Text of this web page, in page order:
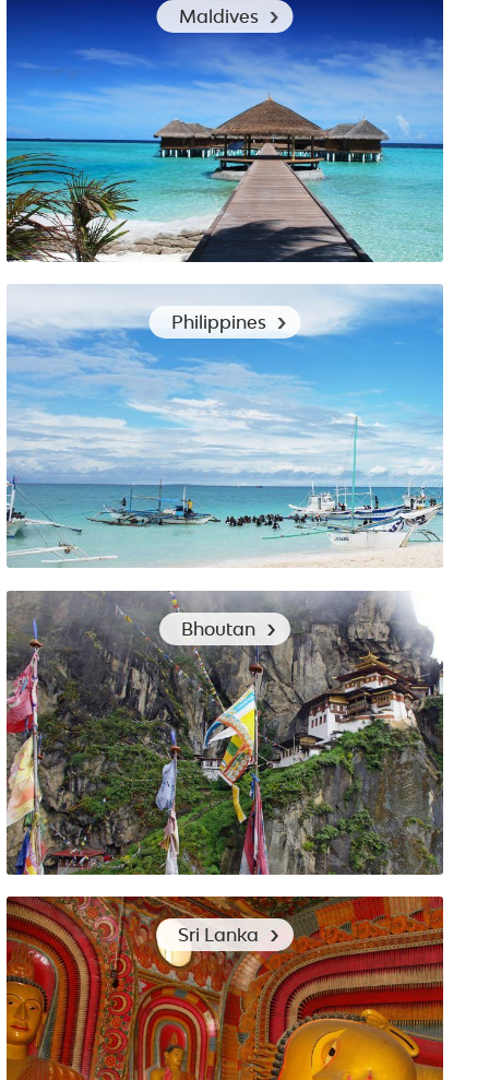
Les vêtements de voyage à choisir pour visiter Taïwan
Maldives
Quels vêtements choisir pour un voyage aux Maldives ?
Philippines
Vêtements conseillés pour un voyage aux Philippines.
Bhoutan
Voyage au Bhoutan : quels vêtements emporter ?
Sri Lanka